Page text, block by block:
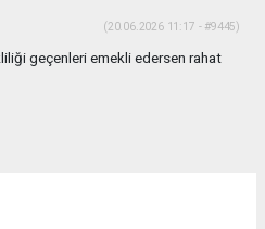
(20.06.2026 11:17 - #9445)
geçenleri emekli edersen rahat